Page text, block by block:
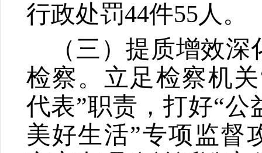
行政处罚44件55人。
（三）提质增效
检察。 立足检察机关
代表”职责，打好“公
美好生活”专项监督